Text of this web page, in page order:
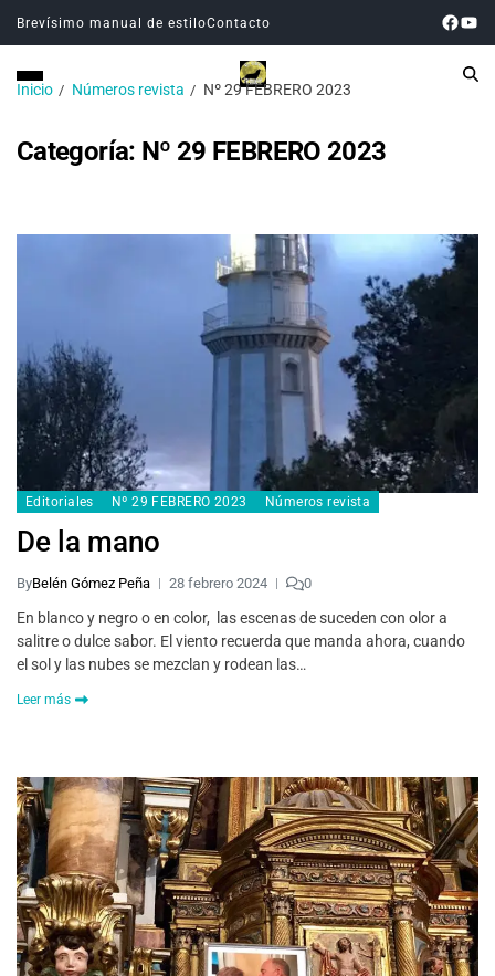
Brevísimo manual de estiloContacto
Inicio Números revista Nº 29 FEBRERO 2023
Categoría: Nº 29 FEBRERO 2023
Editoriales Nº 29 FEBRERO 2023 Números revista
De la mano
ByBelén Gómez Peña 28 febrero 2024 0
En blanco y negro o en color, las escenas de suceden con olor a
salitre o dulce sabor. El viento recuerda que manda ahora, cuando
el sol y las nubes se mezclan y rodean las…
Leer más